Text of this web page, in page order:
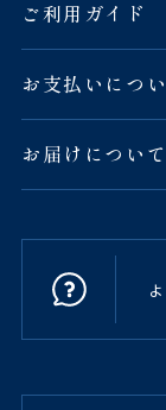
ご利用ガイド
お支払いにつ
お届けについて